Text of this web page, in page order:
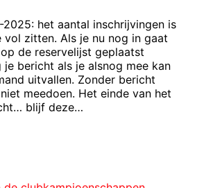
2025: het aantal inschrijvingen is
vol zitten. Als je nu nog in gaat
de reservelijst geplaatst
bericht als je alsnog mee kan
uitvallen. Zonder bericht
meedoen. Het einde van het
blijf deze…